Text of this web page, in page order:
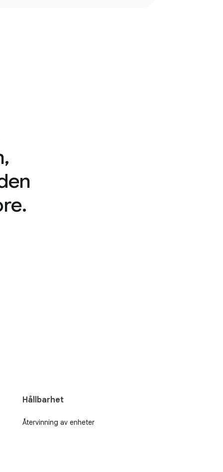
Hållbarhet
Återvinning av enheter